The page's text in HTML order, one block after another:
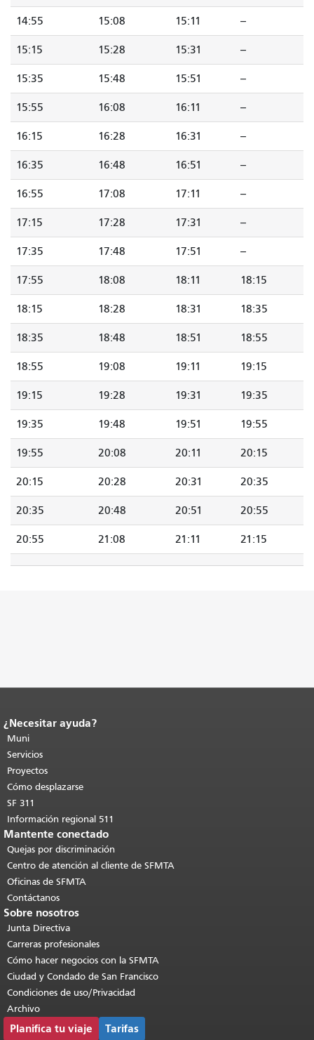
14:55 15:08 15:11 --
15:15 15:28 15:31 --
15:35 15:48 15:51 --
15:55 16:08 16:11 --
16:15 16:28 16:31 --
16:35 16:48 16:51 --
16:55 17:08 17:11 --
17:15 17:28 17:31 --
17:35 17:48 17:51 --
17:55 18:08 18:11 18:15
18:15 18:28 18:31 18:35
18:35 18:48 18:51 18:55
18:55 19:08 19:11 19:15
19:15 19:28 19:31 19:35
19:35 19:48 19:51 19:55
19:55 20:08 20:11 20:15
20:15 20:28 20:31 20:35
20:35 20:48 20:51 20:55
20:55 21:08 21:11 21:15
Fin del contenido de la página.
de esta página se repite en todas las
páginas.Volver al principio del
contenido principal
¿Necesitar ayuda?
Muni
Servicios
Proyectos
Cómo desplazarse
SF 311
Información regional 511
Mantente conectado
Quejas por discriminación
Centro de atención al cliente de SFMTA
Oficinas de SFMTA
Contáctanos
Sobre nosotros
Junta Directiva
Carreras profesionales
Cómo hacer negocios con la SFMTA
Ciudad y Condado de San Francisco
Condiciones de uso/Privacidad
Archivo
Planifica tu viaje Tarifas